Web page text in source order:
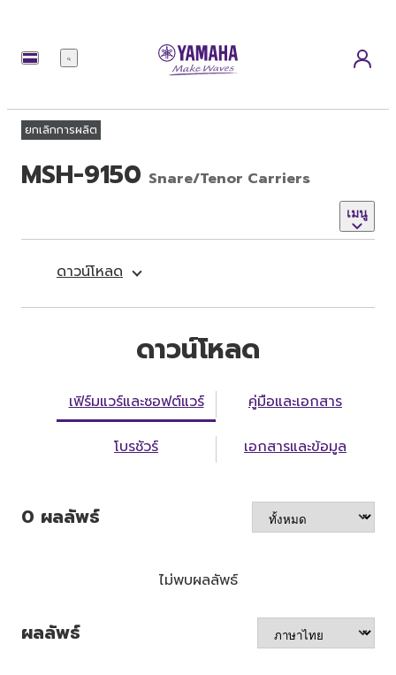
เมนู
ยกเลิกการผลิต
MSH-9150 Snare/Tenor Carriers
เมนู
ดาวน์โหลด
ดาวน์โหลด
เฟิร์มแวร์และซอฟต์แวร์ คู่มือและเอกสาร
โบรชัวร์ เอกสารและข้อมูล
0 ผลลัพธ์
ไม่พบผลลัพธ์
ผลลัพธ์